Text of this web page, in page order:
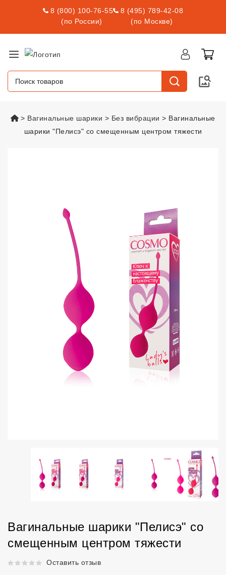
8 (800) 100-76-55
(по России)
8 (495) 789-42-08
(по Москве)
vsexshop.ru
Вагинальные шарики Без вибрации
Вагинальные
шарики "Пелисэ" со смещенным центром тяжести
Вагинальные шарики "Пелисэ" со
смещенным центром тяжести
Рейтинг 5 из 5.Оставить отзыв